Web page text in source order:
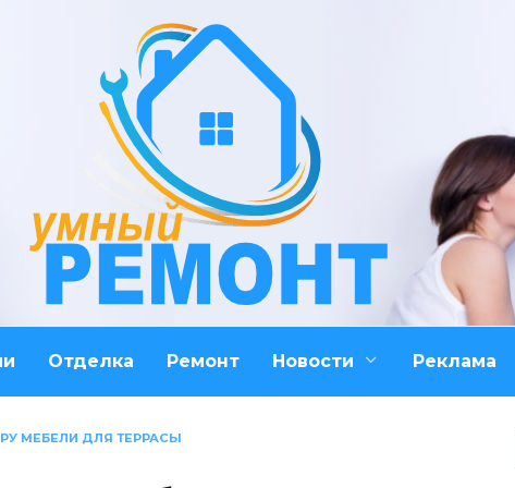
Отделка Ремонт Новости Реклама
МЕБЕЛИ ДЛЯ ТЕРРАСЫ